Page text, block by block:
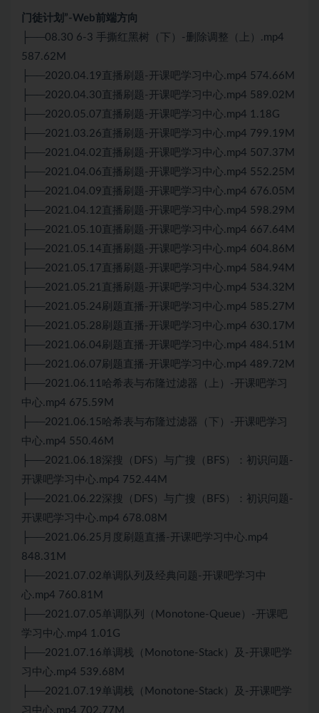
门徒计划”-Web前端方向
├──08.30 6-3 手撕红黑树（下）-删除调整（上）.mp4
587.62M
├──2020.04.19直播刷题-开课吧学习中心.mp4 574.66M
├──2020.04.30直播刷题-开课吧学习中心.mp4 589.02M
├──2020.05.07直播刷题-开课吧学习中心.mp4 1.18G
├──2021.03.26直播刷题-开课吧学习中心.mp4 799.19M
├──2021.04.02直播刷题-开课吧学习中心.mp4 507.37M
├──2021.04.06直播刷题-开课吧学习中心.mp4 552.25M
├──2021.04.09直播刷题-开课吧学习中心.mp4 676.05M
├──2021.04.12直播刷题-开课吧学习中心.mp4 598.29M
├──2021.05.10直播刷题-开课吧学习中心.mp4 667.64M
├──2021.05.14直播刷题-开课吧学习中心.mp4 604.86M
├──2021.05.17直播刷题-开课吧学习中心.mp4 584.94M
├──2021.05.21直播刷题-开课吧学习中心.mp4 534.32M
├──2021.05.24刷题直播-开课吧学习中心.mp4 585.27M
├──2021.05.28刷题直播-开课吧学习中心.mp4 630.17M
├──2021.06.04刷题直播-开课吧学习中心.mp4 484.51M
├──2021.06.07刷题直播-开课吧学习中心.mp4 489.72M
├──2021.06.11哈希表与布隆过滤器（上）-开课吧学习
中心.mp4 675.59M
├──2021.06.15哈希表与布隆过滤器（下）-开课吧学习
中心.mp4 550.46M
├──2021.06.18深搜（DFS）与广搜（BFS）：初识问题-
开课吧学习中心.mp4 752.44M
├──2021.06.22深搜（DFS）与广搜（BFS）：初识问题-
开课吧学习中心.mp4 678.08M
├──2021.06.25月度刷题直播-开课吧学习中心.mp4
848.31M
├──2021.07.02单调队列及经典问题-开课吧学习中
心.mp4 760.81M
├──2021.07.05单调队列（Monotone-Queue）-开课吧
学习中心.mp4 1.01G
├──2021.07.16单调栈（Monotone-Stack）及-开课吧学
习中心.mp4 539.68M
├──2021.07.19单调栈（Monotone-Stack）及-开课吧学
习中心.mp4 702.77M